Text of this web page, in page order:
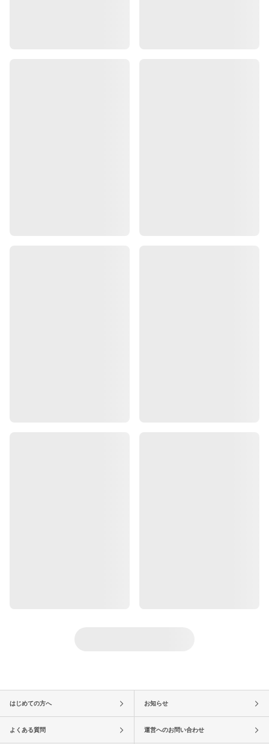
はじめての方へ お知らせ
よくある質問 運営へのお問い合わせ